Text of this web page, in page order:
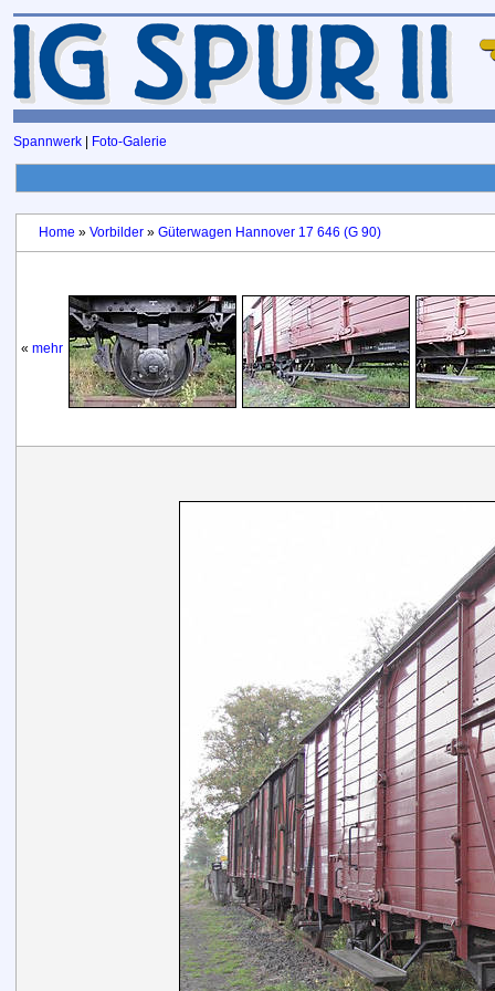
Spannwerk Foto-Galerie
Home » Vorbilder » Güterwagen Hannover 17 646 (G 90)
« mehr